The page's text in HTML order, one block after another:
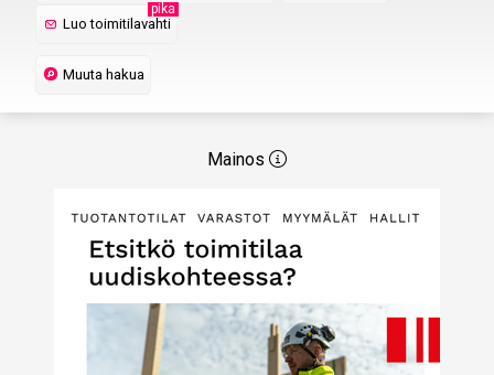
Luo toimitilavahti
pika
Muuta hakua
Mainos